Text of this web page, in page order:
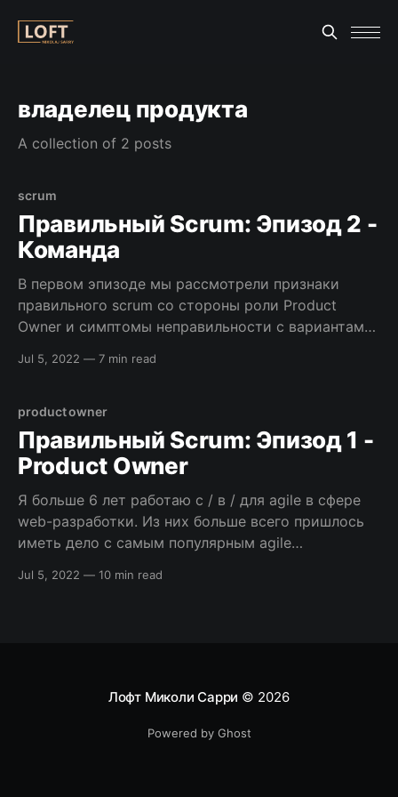
владелец продукта
A collection of 2 posts
scrum
Правильный Scrum: Эпизод 2 -
Команда
В первом эпизоде мы рассмотрели признаки
правильного scrum со стороны роли Product
Owner и симптомы неправильности с вариантами
ситуацию со стороны команды. Одна из мантр
самоорганизованной и кросс-функциональной,
что выглядит как самая простая часть scrum:
берем людей с нужными
Jul 5, 2022 — 7 min read
product owner
Правильный Scrum: Эпизод 1 -
Product Owner
Я больше 6 лет работаю с / в / для agile в сфере
web-разработки. Из них больше всего пришлось
иметь дело с самым популярным agile
Хочу поделиться с вами накопленными
Jul 5, 2022 — 10 min read
Лофт Миколи Сарри © 2026
Powered by Ghost